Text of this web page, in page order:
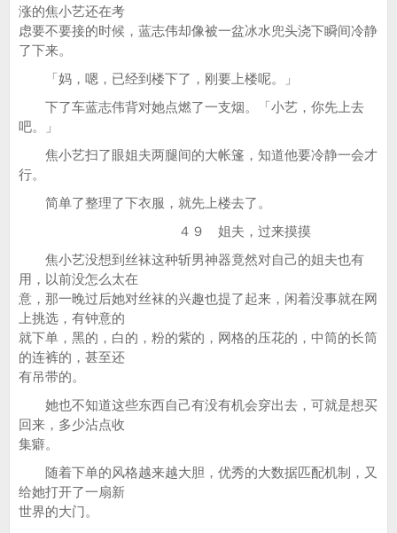
涨的焦小艺还在考
虑要不要接的时候，蓝志伟却像被一盆冰水兜头浇下瞬间冷静
了下来。
「妈，嗯，已经到楼下了，刚要上楼呢。」
下了车蓝志伟背对她点燃了一支烟。「小艺，你先上去
吧。」
焦小艺扫了眼姐夫两腿间的大帐篷，知道他要冷静一会才
行。
简单了整理了下衣服，就先上楼去了。
４９ 姐夫，过来摸摸
焦小艺没想到丝袜这种斩男神器竟然对自己的姐夫也有
用，以前没怎么太在
意，那一晚过后她对丝袜的兴趣也提了起来，闲着没事就在网
上挑选，有钟意的
就下单，黑的，白的，粉的紫的，网格的压花的，中筒的长筒
的连裤的，甚至还
有吊带的。
她也不知道这些东西自己有没有机会穿出去，可就是想买
回来，多少沾点收
集癖。
随着下单的风格越来越大胆，优秀的大数据匹配机制，又
给她打开了一扇新
世界的大门。